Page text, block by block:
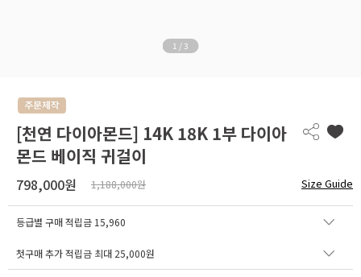
1 / 3
[천연 다이아몬드] 14K 18K 1부 다이아
몬드 베이직 귀걸이
798,000원 1,188,000원 Size Guide
등급별 구매 적립금 15,960
첫구매 추가 적립금 최대 25,000원